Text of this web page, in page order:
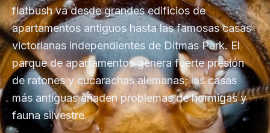
flatbush va desde grandes edificios de
apartamentos antiguos hasta las famosas casas
victorianas independientes de Ditmas Park. El
parque de apartamentos genera fuerte presión
de ratones y cucarachas alemanas; las casas
más antiguas añaden problemas de hormigas y
fauna silvestre.